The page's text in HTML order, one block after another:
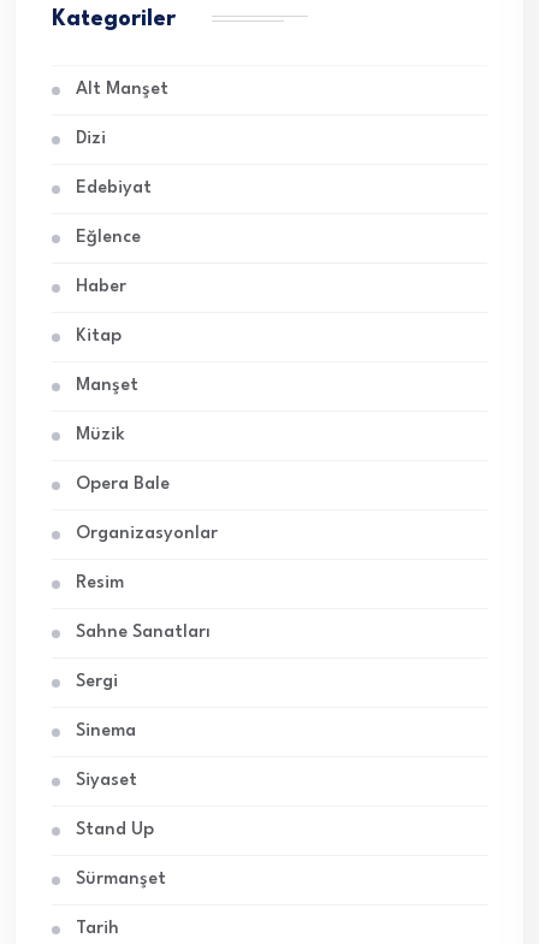
Kategoriler
Alt Manşet
Dizi
Edebiyat
Eğlence
Haber
Kitap
Manşet
Müzik
Opera Bale
Organizasyonlar
Resim
Sahne Sanatları
Sergi
Sinema
Siyaset
Stand Up
Sürmanşet
Tarih